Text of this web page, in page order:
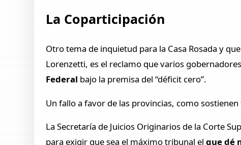
La Coparticipación
Otro tema de inquietud para la Casa Rosada y
Lorenzetti, es el reclamo que varios
Federal bajo la premisa del “déficit cero”.
Un fallo a favor de las provincias, como
La Secretaría de Juicios Originarios de la Corte
para exigir que sea el máximo tribunal elque dé